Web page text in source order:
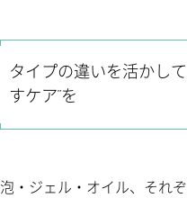
タイプの違いを活かし
すケア”を
泡・ジェル・オイル、それ